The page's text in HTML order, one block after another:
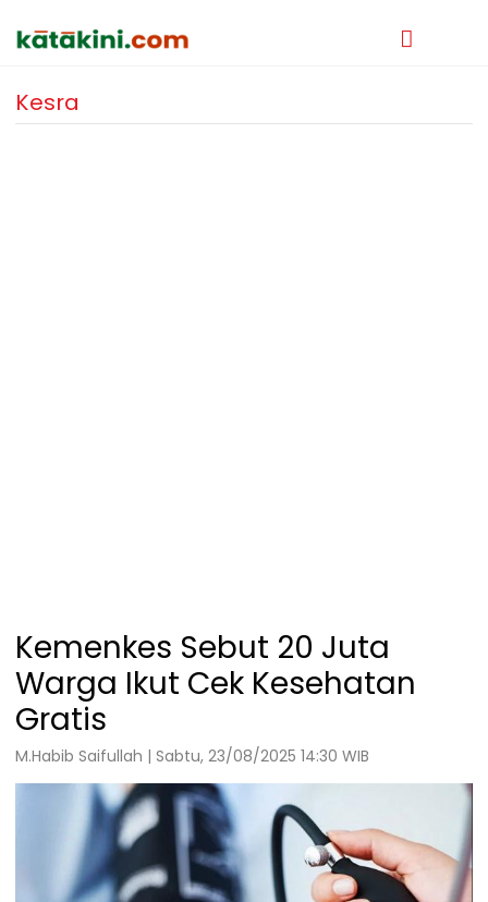
Kesra
Kemenkes Sebut 20 Juta
Warga Ikut Cek Kesehatan
Gratis
M.Habib Saifullah | Sabtu, 23/08/2025 14:30 WIB